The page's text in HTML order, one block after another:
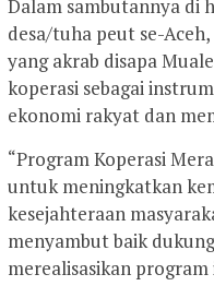
Dalam sambutannya di
desa/tuha peut se-
yang akrab disapa
koperasi sebagai
ekonomi rakyat dan
“Program Koperasi
untuk meningkatkan
kesejahteraan
menyambut baik
merealisasikan